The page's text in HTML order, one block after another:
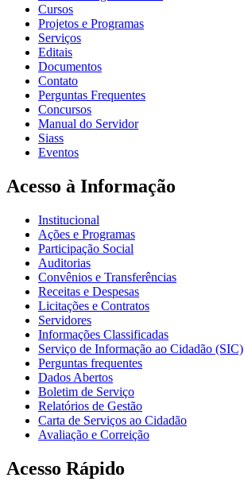
Cursos
Projetos e Programas
Serviços
Editais
Documentos
Contato
Perguntas Frequentes
Concursos
Manual do Servidor
Siass
Eventos
Acesso à Informação
Institucional
Ações e Programas
Participação Social
Auditorias
Convênios e Transferências
Receitas e Despesas
Licitações e Contratos
Servidores
Informações Classificadas
Serviço de Informação ao Cidadão (SIC)
Perguntas frequentes
Dados Abertos
Boletim de Serviço
Relatórios de Gestão
Carta de Serviços ao Cidadão
Avaliação e Correição
Acesso Rápido